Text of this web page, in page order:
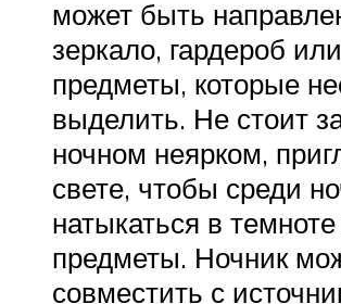
может быть
зеркало, гардероб
предметы, которые
выделить. Не стоит
ночном неярком,
свете, чтобы среди
натыкаться в
предметы. Ночник
совместить с